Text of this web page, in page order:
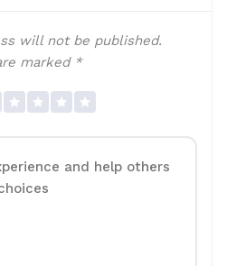
will not be published.
marked *